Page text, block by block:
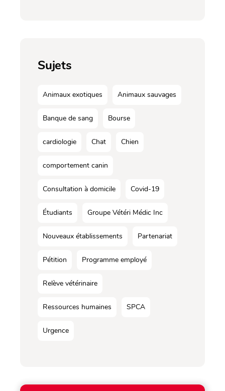
Sujets
Animaux exotiques Animaux sauvages
Banque de sang Bourse
cardiologie Chat Chien
comportement canin
Consultation à domicile Covid-19
Étudiants Groupe Vétéri Médic Inc
Nouveaux établissements Partenariat
Pétition Programme employé
Relève vétérinaire
Ressources humaines SPCA
Urgence